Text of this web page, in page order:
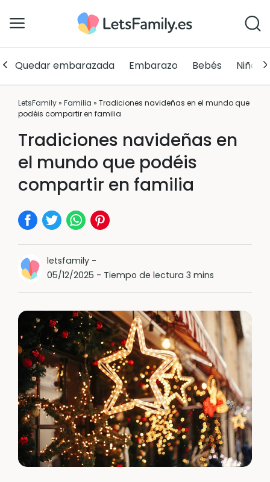
Quedar embarazada Embarazo Bebés Niños
LetsFamily» Familia » Tradiciones navideñas en el mundo que
podéis compartir en familia
Tradiciones navideñas en
el mundo que podéis
compartir en familia
letsfamily -
05/12/2025 - Tiempo de lectura 3 mins